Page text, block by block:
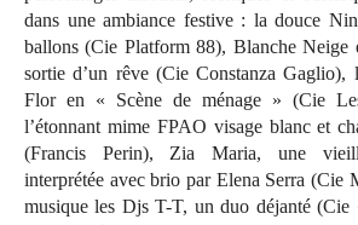
dans une ambiance festive : la douce
ballons (Cie Platform 88), Blanche Neige
sortie d’un rêve (Cie Constanza Gaglio),
Flor en « Scène de ménage » (Cie
l’étonnant mime FPAO visage blanc et
(Francis Perin), Zia Maria, une
interprétée avec brio par Elena Serra (Cie
musique les Djs T-T, un duo déjanté (Cie